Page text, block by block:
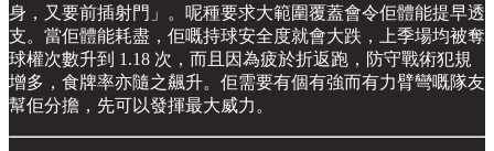
身，又要前插射門」。呢種要求大範圍覆蓋會令佢體能提早透
支。當佢體能耗盡，佢嘅持球安全度就會大跌，上季場均被奪
球權次數升到 1.18 次，而且因為疲於折返跑，防守戰術犯規
增多，食牌率亦隨之飆升。佢需要有個有強而有力臂彎嘅隊友
幫佢分擔，先可以發揮最大威力。